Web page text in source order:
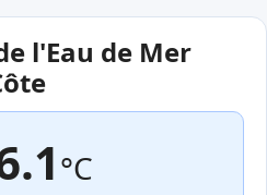
l'Eau de Mer
°C